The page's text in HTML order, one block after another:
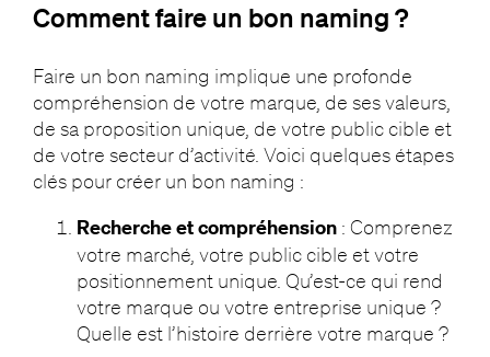
Comment faire un bon naming ?
Faire un bon naming implique une profonde
compréhension de votre marque, de ses valeurs,
de sa proposition unique, de votre public cible et
de votre secteur d’activité. Voici quelques étapes
clés pour créer un bon naming :
Recherche et compréhension: Comprenez
votre marché, votre public cible et votre
positionnement unique. Qu’est-ce qui rend
votre marque ou votre entreprise unique ?
Quelle est l’histoire derrière votre marque ?